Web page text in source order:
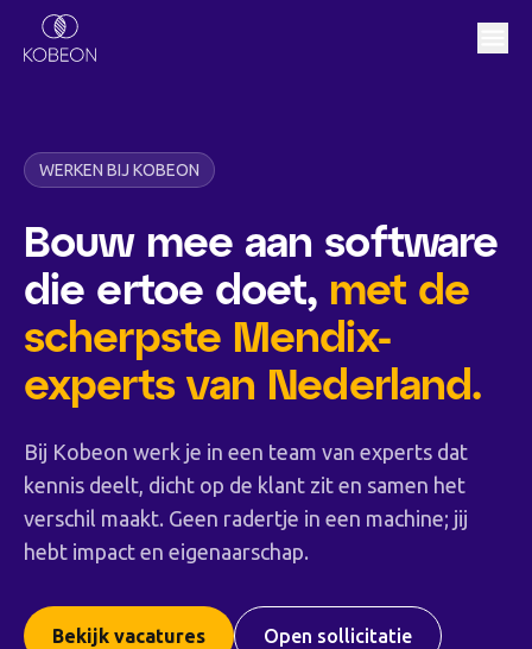
WERKEN BIJ KOBEON
Bouw mee aan software
die ertoe doet, met de
scherpste Mendix-
experts van Nederland.
Bij Kobeon werk je in een team van experts dat
kennis deelt, dicht op de klant zit en samen het
verschil maakt. Geen radertje in een machine; jij
hebt impact en eigenaarschap.
Bekijk vacatures Open sollicitatie